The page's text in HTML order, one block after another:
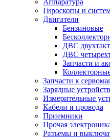
Аппаратура
Гироскопы и
Двигатели
Бензиновые
ДВС
ДВС
Запчасти и
Запчасти к
Зарядные
Измерительные
Кабели и провода
Приемники
Прочая
Разъемы и